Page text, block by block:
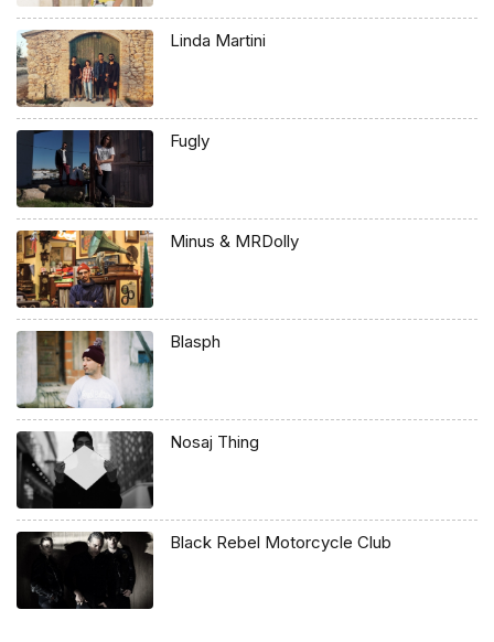
Linda Martini
Fugly
Minus & MRDolly
Blasph
Nosaj Thing
Black Rebel Motorcycle Club